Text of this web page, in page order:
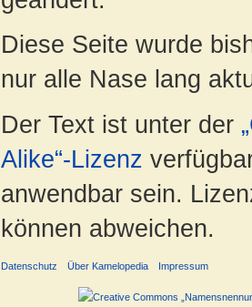
Diese Seite wurde
nur alle Nase lang
Der Text ist unter der
Alike“-Lizenz
anwendbar sein.
können abweichen.
Datenschutz Über Kamelopedia Impressum